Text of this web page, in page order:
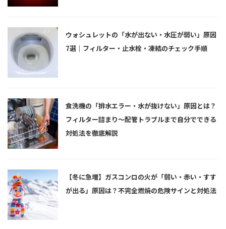
ウォシュレットの「水が出ない・水圧が弱い」原因
7選｜フィルター・止水栓・凍結のチェック手順
食洗機の「排水エラー・水が抜けない」原因とは？
フィルター詰まり〜配管トラブルまで自分でできる
対処法を徹底解説
【冬に急増】ガスコンロの火が「弱い・赤い・すす
が出る」原因は？不完全燃焼の危険サインと対処法